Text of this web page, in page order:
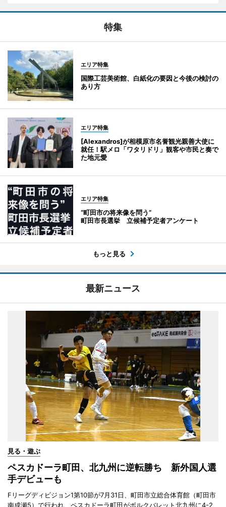
特集
エリア特集
国際工芸美術館、白紙化の要因と今後の検討の
あり方
エリア特集
[Alexandros]が相模原市名誉観光親善大使に
就任！駅メロ「ワタリドリ」観客や市民と奏で
た地元愛
エリア特集
“町田市の将来像を問う”
町田市長選挙 立候補予定者アンケート
もっと見る
最新ニュース
見る・遊ぶ
ペスカドーラ町田、北九州に逆転勝ち 新外国人選
手デビューも
Fリーグディビジョン1第10節が7月31日、町田市立総合体育館（町田市
南成瀬5）で行われ、ペスカドーラ町田がボルクバレット北九州に4-2